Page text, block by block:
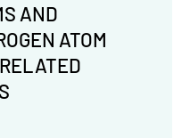
AND
ATOM